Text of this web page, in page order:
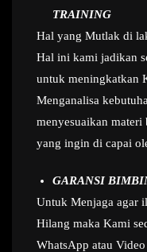
TRAINING
Hal yang Mutlak di
Hal ini kami jadikan
untuk meningkatkan
Menganalisa
menyesuaikan materi
yang ingin di capai
GARANSI
Untuk Menjaga agar
Hilang maka Kami
WhatsApp atau